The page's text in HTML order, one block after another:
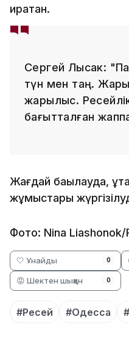
қиратқан.
Сергей Лысак:
түн мен таң.
жарылыс.
бағытталған
Жағдай бақылауда,
жұмыстары
Фото: Nina Liashonok/
🤍 Ұнайды 0
😡 Шектен шыққан 0
#Ресей #Одесса